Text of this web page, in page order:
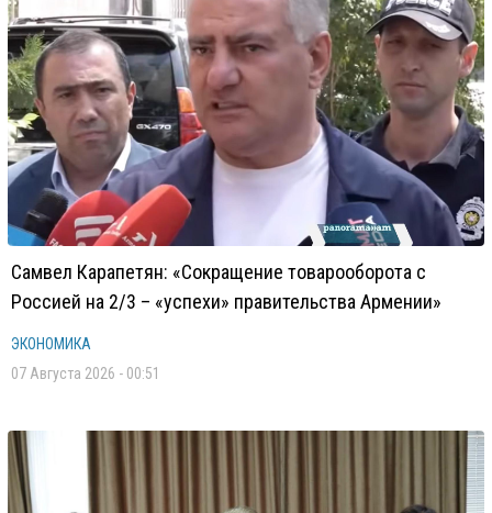
Самвел Карапетян: «Сокращение товарооборота с
Россией на 2/3 – «успехи» правительства Армении»
ЭКОНОМИКА
07 Августа 2026 - 00:51